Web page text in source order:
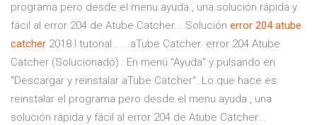
programa pero desde el menu ayuda , una solución rápida y
fácil al error 204 de Atube Catcher... Solución error 204 atube
catcher 2018 l tutorial… ...aTube Catcher. error 204 Atube
Catcher (Solucionado) : En menú "Ayuda" y pulsando en
"Descargar y reinstalar aTube Catcher". Lo que hace es
reinstalar el programa pero desde el menu ayuda , una
solución rápida y fácil al error 204 de Atube Catcher...